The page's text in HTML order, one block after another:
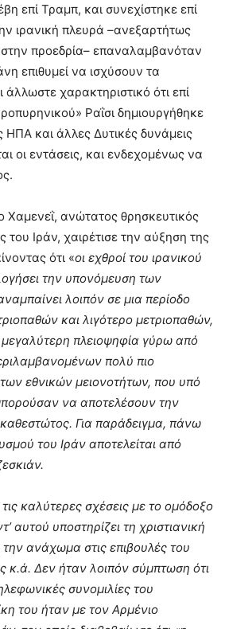
επί Τραμπ, και συνεχίστηκε επί
ιρανική πλευρά –ανεξαρτήτως
στην προεδρία– επαναλαμβανόταν
επιθυμεί να ισχύσουν τα
χαρακτηριστικό ότι επί
Ραΐσι δημιουργήθηκε
ΗΠΑ και άλλες Δυτικές δυνάμεις
οι εντάσεις, και ενδεχομένως να
Χαμενεΐ, ανώτατος θρησκευτικός
του Ιράν, χαιρέτισε την αύξηση της
ότι «οι εχθροί του ιρανικού
την υπονόμευση των
λοιπόν σε μια περίοδο
και λιγότερο μετριοπαθών,
πλειοψηφία γύρω από
πολύ πιο
εθνικών μειονοτήτων, που υπό
να αποτελέσουν την
Για παράδειγμα, πάνω
του Ιράν αποτελείται από
καλύτερες σχέσεις με το ομόδοξο
αυτού υποστηρίζει τη χριστιανική
ανάχωμα στις επιβουλές του
Δεν ήταν λοιπόν σύμπτωση ότι
συνομιλίες του
του ήταν με τον Αρμένιο